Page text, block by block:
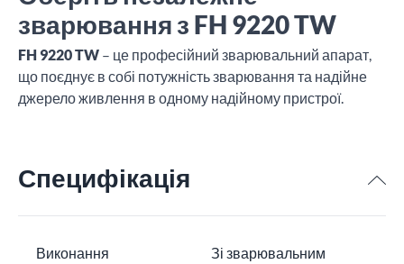
зварювання з FH 9220 TW
FH 9220 TW – це професійний зварювальний апарат,
що поєднує в собі потужність зварювання та надійне
джерело живлення в одному надійному пристрої.
Специфікація
Виконання
Зі зварювальним